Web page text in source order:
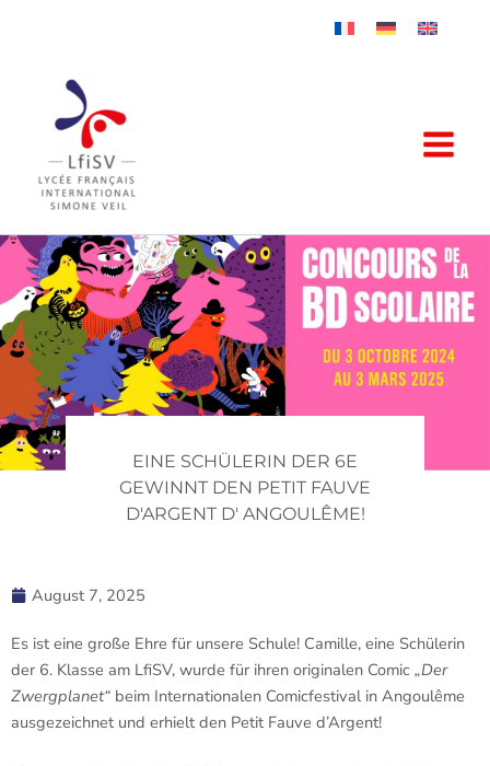
EINE SCHÜLERIN DER 6E
GEWINNT DEN PETIT FAUVE
D'ARGENT D' ANGOULÊME!
August 7, 2025
Es ist eine große Ehre für unsere Schule! Camille, eine Schülerin
der 6. Klasse am LfiSV, wurde für ihren originalen Comic „Der
Zwergplanet“ beim Internationalen Comicfestival in Angoulême
ausgezeichnet und erhielt den Petit Fauve d’Argent!